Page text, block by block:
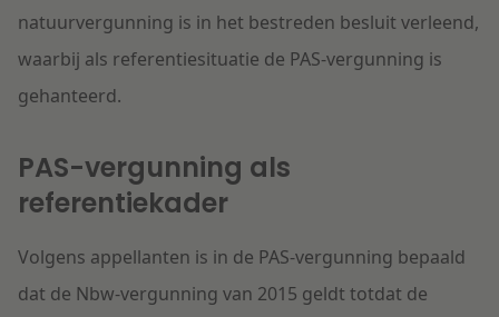
natuurvergunning is in het bestreden besluit verleend,
waarbij als referentiesituatie de PAS-vergunning is
gehanteerd.
PAS-vergunning als
referentiekader
Volgens appellanten is in de PAS-vergunning bepaald
dat de Nbw-vergunning van 2015 geldt totdat de